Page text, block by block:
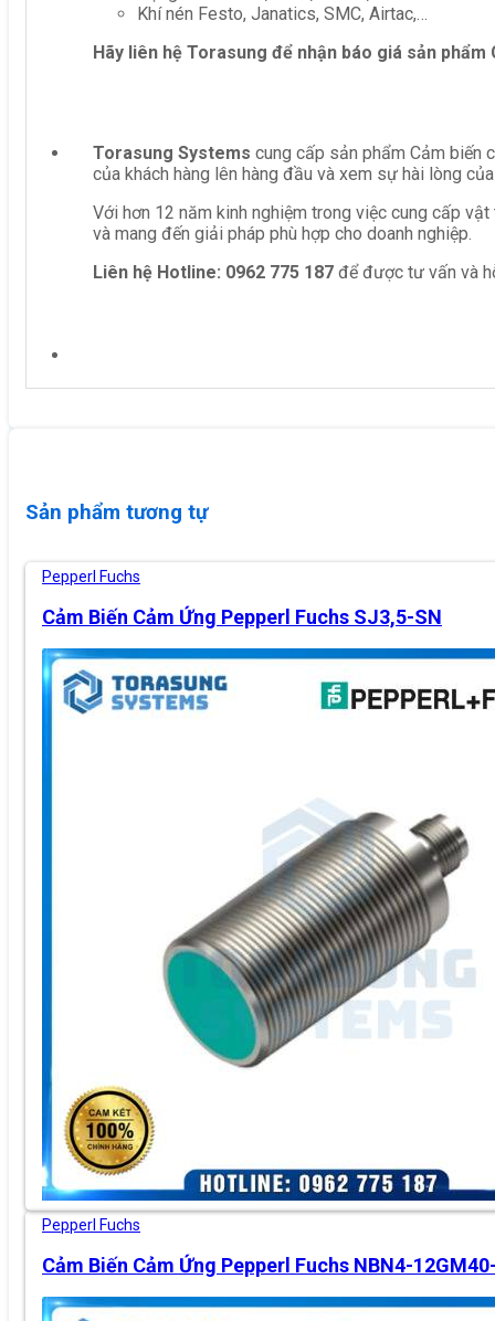
Khí nén Festo, Janatics, SMC, Airtac,…
Hãy liên hệ Torasung để nhận báo giá sản phẩm
Torasung Systems cung cấp sản phẩm Cảm biến
của khách hàng lên hàng đầu và xem sự hài lòng
Với hơn 12 năm kinh nghiệm trong việc cung cấp
và mang đến giải pháp phù hợp cho doanh nghiệp.
Liên hệ Hotline: 0962 775 187 để được tư vấn và
Sản phẩm tương tự
Pepperl Fuchs
Cảm Biến Cảm Ứng Pepperl Fuchs SJ3,5-SN
Pepperl Fuchs
Cảm Biến Cảm Ứng Pepperl Fuchs NBN4-